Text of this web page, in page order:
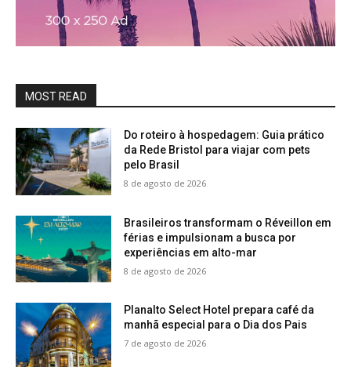
MOST READ
Do roteiro à hospedagem: Guia prático
da Rede Bristol para viajar com pets
pelo Brasil
8 de agosto de 2026
Brasileiros transformam o Réveillon em
férias e impulsionam a busca por
experiências em alto-mar
8 de agosto de 2026
Planalto Select Hotel prepara café da
manhã especial para o Dia dos Pais
7 de agosto de 2026